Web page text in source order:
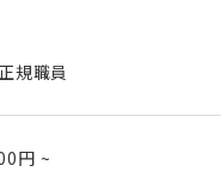
規職員
円 ~